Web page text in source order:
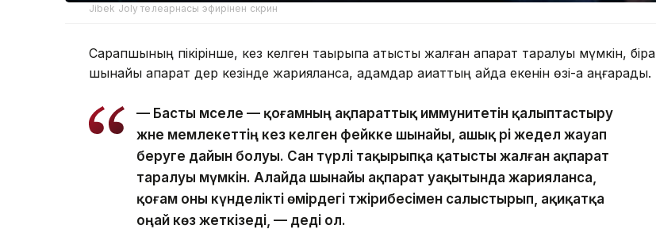
Jibek Joly телеарнасы эфирінен скрин
Сарапшының пікірінше, кез келген тақырыпқа қатысты жалған ақпарат таралуы мүмкін, бірақ
шынайы ақпарат дер кезінде жарияланса, адамдар ақиқаттың қайда екенін өзі-ақ аңғарады.
— Басты мәселе — қоғамның ақпараттық иммунитетін қалыптастыру
және мемлекеттің кез келген фейкке шынайы, ашық әрі жедел жауап
беруге дайын болуы. Сан түрлі тақырыпқа қатысты жалған ақпарат
таралуы мүмкін. Алайда шынайы ақпарат уақытында жарияланса,
қоғам оны күнделікті өмірдегі тәжірибесімен салыстырып, ақиқатқа
оңай көз жеткізеді, — деді ол.